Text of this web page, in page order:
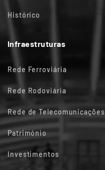
Histórico
Infraestruturas
Rede Ferroviária
Rede Rodoviária
Rede de Telecomunicações
Património
Investimentos